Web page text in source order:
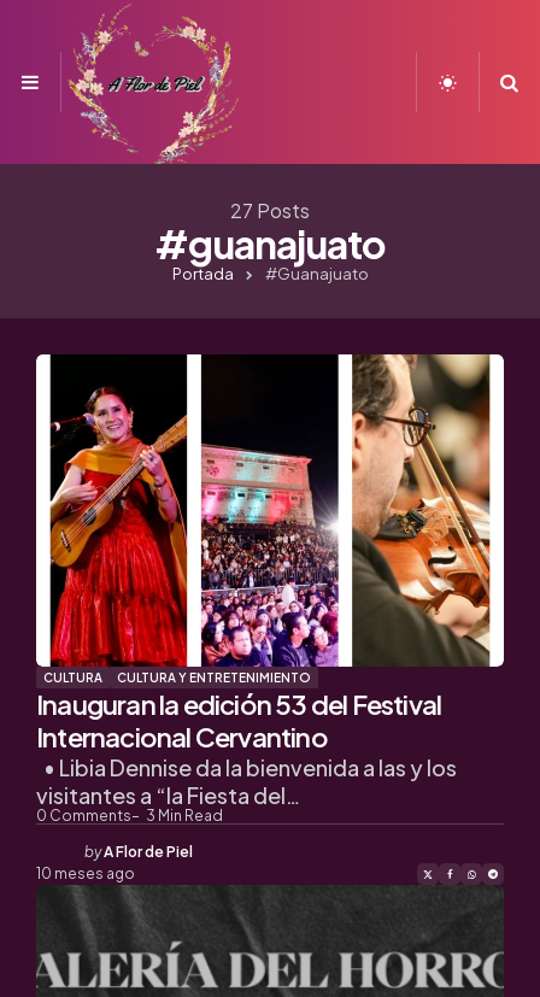
Menu
27 Posts
#guanajuato
Portada #guanajuato
CULTURA CULTURA Y ENTRETENIMIENTO
Inauguran la edición 53 del Festival
Internacional Cervantino
0 Comments 3 Min Read
• Libia Dennise da la bienvenida a las y los
visitantes a “la Fiesta del…
Posted
by
byA Flor de Piel
10 meses ago